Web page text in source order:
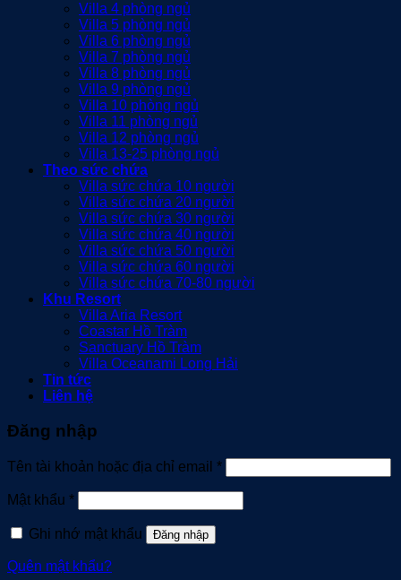
Villa 4 phòng ngủ
Villa 5 phòng ngủ
Villa 6 phòng ngủ
Villa 7 phòng ngủ
Villa 8 phòng ngủ
Villa 9 phòng ngủ
Villa 10 phòng ngủ
Villa 11 phòng ngủ
Villa 12 phòng ngủ
Villa 13-25 phòng ngủ
Theo sức chứa
Villa sức chứa 10 người
Villa sức chứa 20 người
Villa sức chứa 30 người
Villa sức chứa 40 người
Villa sức chứa 50 người
Villa sức chứa 60 người
Villa sức chứa 70-80 người
Khu Resort
Villa Aria Resort
Coastar Hồ Tràm
Sanctuary Hồ Tràm
Villa Oceanami Long Hải
Tin tức
Liên hệ
Đăng nhập
Tên tài khoản hoặc địa chỉ email *Bắt
buộc
Mật khẩu *Bắt
buộc
Ghi nhớ mật khẩu
Đăng nhập
Quên mật khẩu?